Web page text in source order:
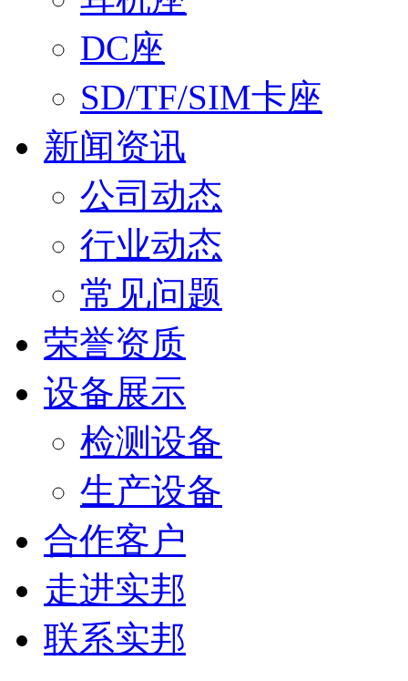
DC座
SD/TF/SIM卡座
新闻资讯
公司动态
行业动态
常见问题
荣誉资质
设备展示
检测设备
生产设备
合作客户
走进实邦
联系实邦